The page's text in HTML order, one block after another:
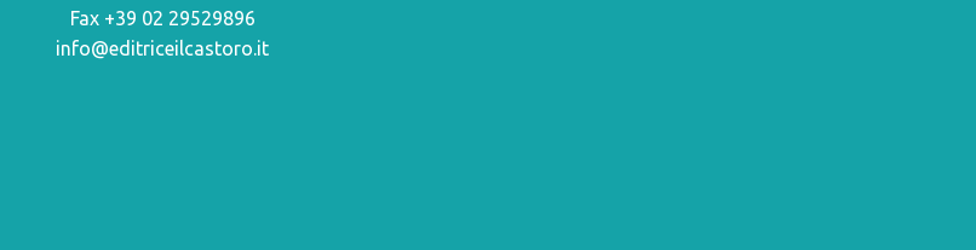
Fax +39 02 29529896
info@editriceilcastoro.it